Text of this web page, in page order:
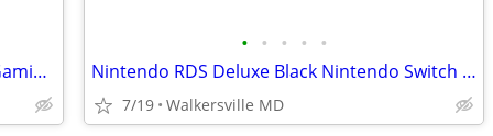
VIVE Focus Vision Wired Bundle PC VR Gaming Edition
• • • • •
Nintendo RDS Deluxe Black Nintendo Switch Carrying Case w/game Holders
7/19 Walkersville MD